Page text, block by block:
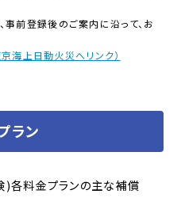
前登録後のご案内に沿って、お
海上日動火災へリンク）
ラン
)各料金プランの主な補償